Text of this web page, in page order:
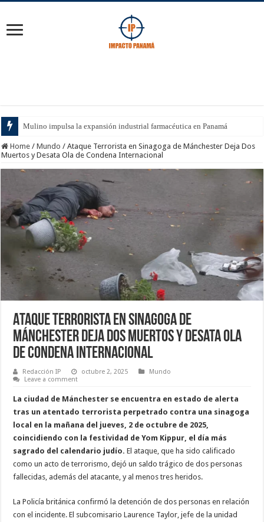
Mulino impulsa la expansión industrial farmacéutica en Panamá
Home / Mundo / Ataque Terrorista en Sinagoga de Mánchester Deja Dos
Muertos y Desata Ola de Condena Internacional
Ataque Terrorista en Sinagoga de
Mánchester Deja Dos Muertos y Desata Ola
de Condena Internacional
Redacción IP octubre 2, 2025
Mundo
Leave a comment
La ciudad de Mánchester se encuentra en estado de alerta
tras un atentado terrorista perpetrado contra una sinagoga
local en la mañana del jueves, 2 de octubre de 2025,
coincidiendo con la festividad de Yom Kippur, el día más
sagrado del calendario judío. El ataque, que ha sido calificado
como un acto de terrorismo, dejó un saldo trágico de dos personas
fallecidas, además del atacante, y al menos tres heridos.
La Policía británica confirmó la detención de dos personas en relación
con el incidente. El subcomisario Laurence Taylor, jefe de la unidad